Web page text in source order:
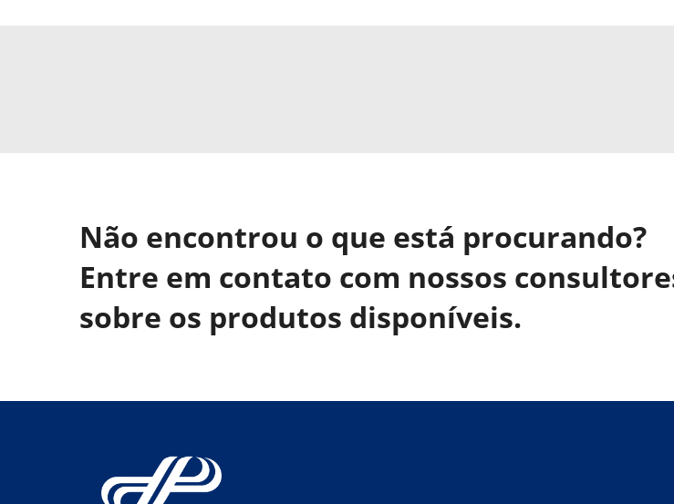
Não encontrou o que está procurando?
Entre em contato com nossos
sobre os produtos disponíveis.